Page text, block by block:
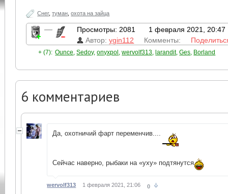
Снег,туман ,охота на зайца
— Просмотры: 2081
1 февраля 2021, 20:47
Автор:ygin112 Комменты:
+ (7): Ounce ,Sedoy,onyxpol ,wervolf313 ,larandit,Ges Borland
6 комментариев
Да, охотничий фарт переменчив....
Сейчас наверно, рыбаки на «уху» подтянутся
wervolf313 1 февраля 2021, 21:06 0